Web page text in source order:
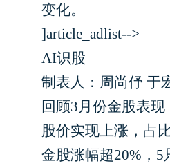
变化。
]article_adlist-->
AI识股
制表人：周尚伃 于
回顾3月份金股表
股价实现上涨，占
金股涨幅超20%，5